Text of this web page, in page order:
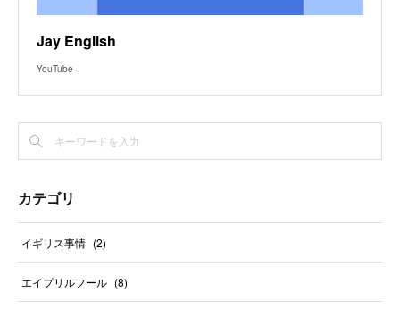
Jay English
YouTube
カテゴリ
イギリス事情 (2)
エイプリルフール (8)